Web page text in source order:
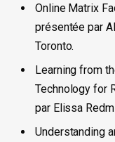
Online Matrix
présentée par
Toronto.
Learning from
Technology for
par Elissa
Understanding